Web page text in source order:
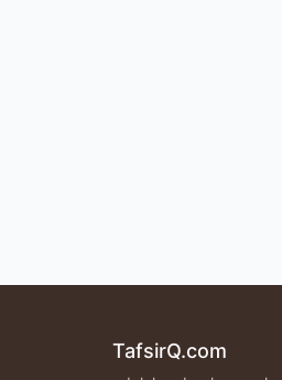
TafsirQ.com